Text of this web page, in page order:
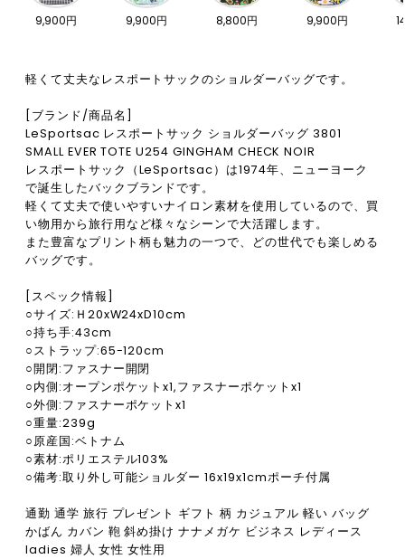
9,900円 9,900円 8,800円 9,900円
軽くて丈夫なレスポートサックのショルダーバッグです。
[ブランド/商品名]
LeSportsac レスポートサック ショルダーバッグ 3801
SMALL EVER TOTE U254 GINGHAM CHECK NOIR
レスポートサック（LeSportsac）は1974年、ニューヨーク
で誕生したバックブランドです。
軽くて丈夫で使いやすいナイロン素材を使用しているので、買
い物用から旅行用など様々なシーンで大活躍します。
また豊富なプリント柄も魅力の一つで、どの世代でも楽しめる
バッグです。
[スペック情報]
○サイズ:Ｈ20xW24xD10cm
○持ち手:43cm
○ストラップ:65-120cm
○開閉:ファスナー開閉
○内側:オープンポケットx1,ファスナーポケットx1
○外側:ファスナーポケットx1
○重量:239g
○原産国:ベトナム
○素材:ポリエステル103%
○備考:取り外し可能ショルダー 16x19x1cmポーチ付属
通勤 通学 旅行 プレゼント ギフト 柄 カジュアル 軽い バッグ
かばん カバン 鞄 斜め掛け ナナメガケ ビジネス レディース
ladies 婦人 女性 女性用